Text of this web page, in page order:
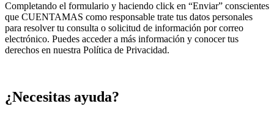
Completando el formulario y haciendo click en “Enviar” conscientes
que CUENTAMAS como responsable trate tus datos personales
para resolver tu consulta o solicitud de información por correo
electrónico. Puedes acceder a más información y conocer tus
derechos en nuestra Política de Privacidad.
¿Necesitas ayuda?